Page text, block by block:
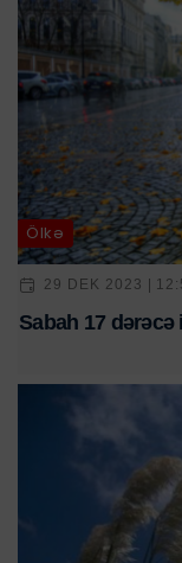
Ölkə
29 DEK 2023 |
Sabah 17 dərəcə